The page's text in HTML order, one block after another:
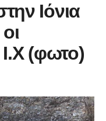
Ιόνια
Ι.Χ (φωτο)